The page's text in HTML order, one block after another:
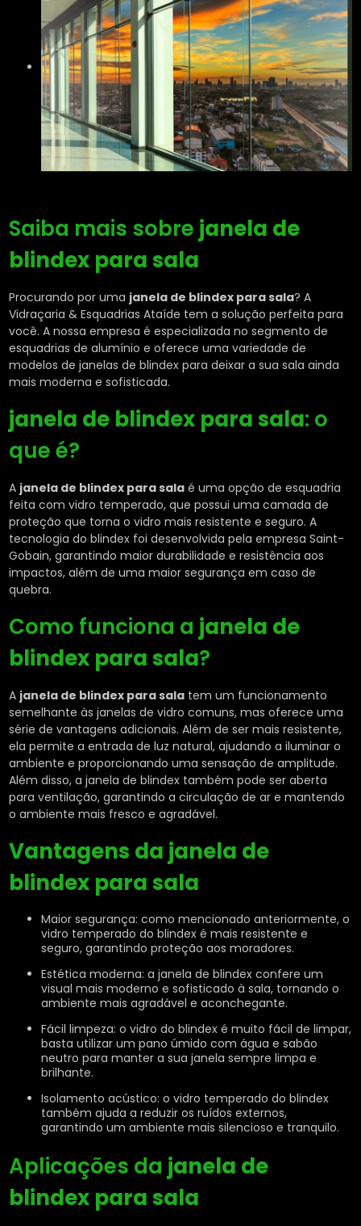
Saiba mais sobre janela de
blindex para sala
Procurando por uma janela de blindex para sala? A
Vidraçaria & Esquadrias Ataíde tem a solução perfeita para
você. A nossa empresa é especializada no segmento de
esquadrias de alumínio e oferece uma variedade de
modelos de janelas de blindex para deixar a sua sala ainda
mais moderna e sofisticada.
janela de blindex para sala: o
que é?
A janela de blindex para sala é uma opção de esquadria
feita com vidro temperado, que possui uma camada de
proteção que torna o vidro mais resistente e seguro. A
tecnologia do blindex foi desenvolvida pela empresa Saint-
Gobain, garantindo maior durabilidade e resistência aos
impactos, além de uma maior segurança em caso de
quebra.
Como funciona a janela de
blindex para sala?
A janela de blindex para sala tem um funcionamento
semelhante às janelas de vidro comuns, mas oferece uma
série de vantagens adicionais. Além de ser mais resistente,
ela permite a entrada de luz natural, ajudando a iluminar o
ambiente e proporcionando uma sensação de amplitude.
Além disso, a janela de blindex também pode ser aberta
para ventilação, garantindo a circulação de ar e mantendo
o ambiente mais fresco e agradável.
Vantagens da janela de
blindex para sala
Maior segurança: como mencionado anteriormente, o
vidro temperado do blindex é mais resistente e
seguro, garantindo proteção aos moradores.
Estética moderna: a janela de blindex confere um
visual mais moderno e sofisticado à sala, tornando o
ambiente mais agradável e aconchegante.
Fácil limpeza: o vidro do blindex é muito fácil de limpar,
basta utilizar um pano úmido com água e sabão
neutro para manter a sua janela sempre limpa e
brilhante.
Isolamento acústico: o vidro temperado do blindex
também ajuda a reduzir os ruídos externos,
garantindo um ambiente mais silencioso e tranquilo.
Aplicações da janela de
blindex para sala